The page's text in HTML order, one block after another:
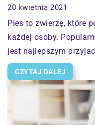
20 kwietnia 2021
Pies to zwierzę, które
każdej osoby.
jest najlepszym
CZYTAJ DALEJ